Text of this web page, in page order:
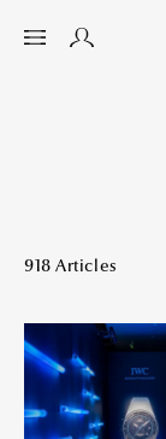
918 Articles